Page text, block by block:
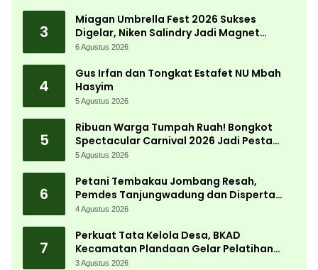
3
Miagan Umbrella Fest 2026 Sukses
Digelar, Niken Salindry Jadi Magnet
Ribuan Pengunjung
6 Agustus 2026
4
Gus Irfan dan Tongkat Estafet NU Mbah
Hasyim
5 Agustus 2026
5
Ribuan Warga Tumpah Ruah! Bongkot
Spectacular Carnival 2026 Jadi Pesta
Kemerdekaan Terbesar di Peterongan
5 Agustus 2026
6
Petani Tembakau Jombang Resah,
Pemdes Tanjungwadung dan Disperta
Bergerak Cepat
4 Agustus 2026
7
Perkuat Tata Kelola Desa, BKAD
Kecamatan Plandaan Gelar Pelatihan
Aparatur Pemdes
3 Agustus 2026